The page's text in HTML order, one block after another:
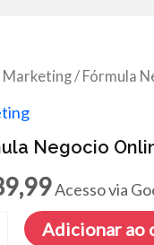
Marketing/ Fórmula
Negocio
Acesso via
Adicionar ao